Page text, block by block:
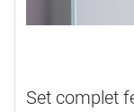
Set complet